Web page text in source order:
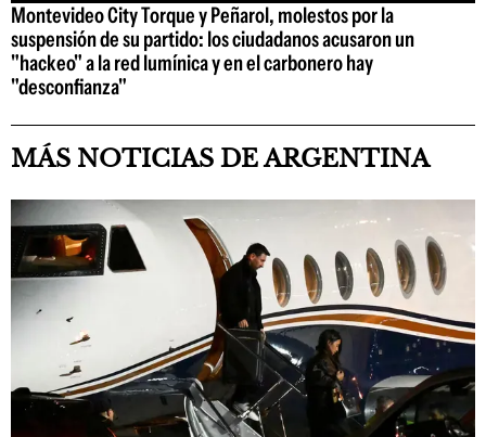
Montevideo City Torque y Peñarol, molestos por la
suspensión de su partido: los ciudadanos acusaron un
"hackeo" a la red lumínica y en el carbonero hay
"desconfianza"
MÁS NOTICIAS DE ARGENTINA